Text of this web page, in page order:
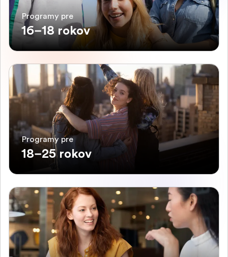
Programy pre
16–18 rokov
Programy pre
18–25 rokov